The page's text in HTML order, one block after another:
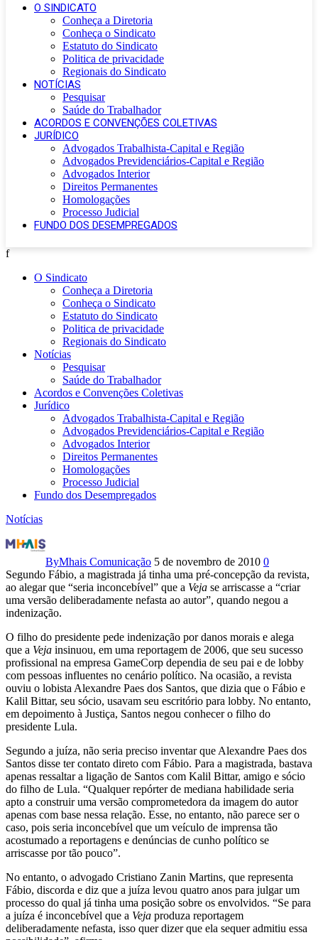
O SINDICATO
Conheça a Diretoria
Conheça o Sindicato
Estatuto do Sindicato
Politica de privacidade
Regionais do Sindicato
NOTÍCIAS
Pesquisar
Saúde do Trabalhador
ACORDOS E CONVENÇÕES COLETIVAS
JURÍDICO
Advogados Trabalhista-Capital e Região
Advogados Previdenciários-Capital e Região
Advogados Interior
Direitos Permanentes
Homologações
Processo Judicial
FUNDO DOS DESEMPREGADOS
f
O Sindicato
Conheça a Diretoria
Conheça o Sindicato
Estatuto do Sindicato
Politica de privacidade
Regionais do Sindicato
Notícias
Pesquisar
Saúde do Trabalhador
Acordos e Convenções Coletivas
Jurídico
Advogados Trabalhista-Capital e Região
Advogados Previdenciários-Capital e Região
Advogados Interior
Direitos Permanentes
Homologações
Processo Judicial
Fundo dos Desempregados
Notícias
Veja:
filho
de
Lula
alega
que
juíza
defende
revista
e
pede
troca
de
relatora
em
ação
ByMhais Comunicação 5 de novembro de 2010 0
Segundo Fábio, a magistrada já tinha uma pré-concepção da revista,
ao alegar que “seria inconcebível” que a Veja se arriscasse a “criar
uma versão deliberadamente nefasta ao autor”, quando negou a
indenização.
O filho do presidente pede indenização por danos morais e alega
que a Veja insinuou, em uma reportagem de 2006, que seu sucesso
profissional na empresa GameCorp dependia de seu pai e de lobby
com pessoas influentes no cenário político. Na ocasião, a revista
ouviu o lobista Alexandre Paes dos Santos, que dizia que o Fábio e
Kalil Bittar, seu sócio, usavam seu escritório para lobby. No entanto,
em depoimento à Justiça, Santos negou conhecer o filho do
presidente Lula.
Segundo a juíza, não seria preciso inventar que Alexandre Paes dos
Santos disse ter contato direto com Fábio. Para a magistrada, bastava
apenas ressaltar a ligação de Santos com Kalil Bittar, amigo e sócio
do filho de Lula. “Qualquer repórter de mediana habilidade seria
apto a construir uma versão comprometedora da imagem do autor
apenas com base nessa relação. Esse, no entanto, não parece ser o
caso, pois seria inconcebível que um veículo de imprensa tão
acostumado a reportagens e denúncias de cunho político se
arriscasse por tão pouco”.
No entanto, o advogado Cristiano Zanin Martins, que representa
Fábio, discorda e diz que a juíza levou quatro anos para julgar um
processo do qual já tinha uma posição sobre os envolvidos. “Se para
a juíza é inconcebível que a Veja produza reportagem
deliberadamente nefasta, isso quer dizer que ela sequer admitiu essa